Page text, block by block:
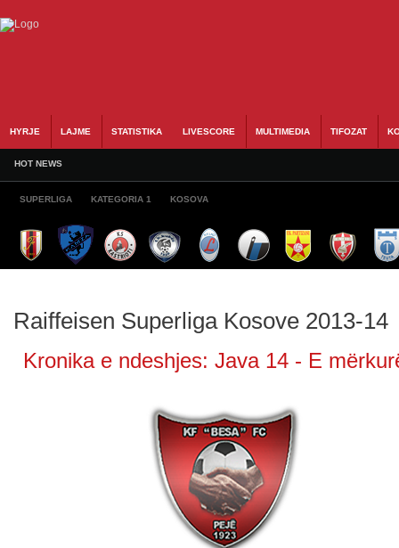
HYRJE LAJME STATISTIKA LIVESCORE MULTIMEDIA TIFOZAT
HOT NEWS
SUPERLIGA KATEGORIA 1 KOSOVA
Raiffeisen Superliga Kosove 2013-14
Kronika e ndeshjes: Java 14 - E